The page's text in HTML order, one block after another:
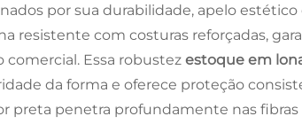
por sua durabilidade, apelo
resistente com costuras reforçadas,
comercial. Essa robustez estoque em
da forma e oferece proteção
preta penetra profundamente nas